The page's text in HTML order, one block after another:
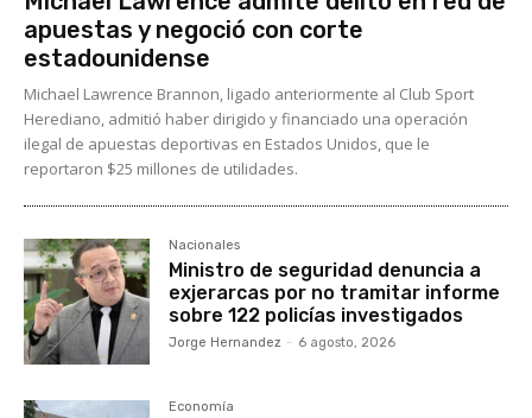
apuestas y negoció con corte
estadounidense
Michael Lawrence Brannon, ligado anteriormente al Club Sport
Herediano, admitió haber dirigido y financiado una operación
ilegal de apuestas deportivas en Estados Unidos, que le
reportaron $25 millones de utilidades.
Nacionales
Ministro de seguridad denuncia a
exjerarcas por no tramitar informe
sobre 122 policías investigados
Jorge Hernandez - 6 agosto, 2026
Economía